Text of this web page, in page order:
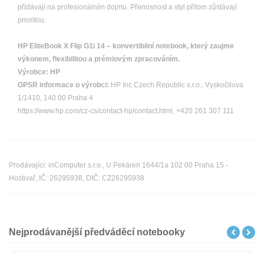
přidávají na profesionálním dojmu. Přenosnost a styl přitom zůstávají
prioritou.
HP EliteBook X Flip G1i 14 – konvertibilní notebook, který zaujme
výkonem, flexibilitou a prémiovým zpracováním.
Výrobce: HP
GPSR informace o výrobci: HP Inc Czech Republic s.r.o., Vyskočilova
1/1410, 140 00 Praha 4
https://www.hp.com/cz-cs/contact-hp/contact.html, +420 261 307 111
Prodávající: inComputer s.r.o., U Pekáren 1644/1a 102 00 Praha 15 -
Hostivař, IČ: 26295938, DIČ: CZ26295938
Nejprodávanější předváděcí notebooky